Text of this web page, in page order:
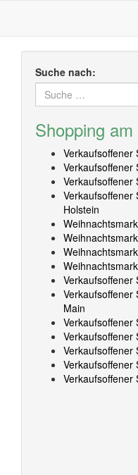
Suche nach:
Shopping
Verkaufsoffener
Verkaufsoffener
Verkaufsoffener
Verkaufsoffener
Holstein
Verkaufsoffener
Verkaufsoffener
Main
Verkaufsoffener
Verkaufsoffener
Verkaufsoffener
Verkaufsoffener
Verkaufsoffener